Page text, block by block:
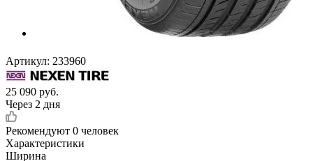
Артикул: 233960
25 090 руб.
Через 2 дня
Рекомендуют 0 человек
Характеристики
Ширина